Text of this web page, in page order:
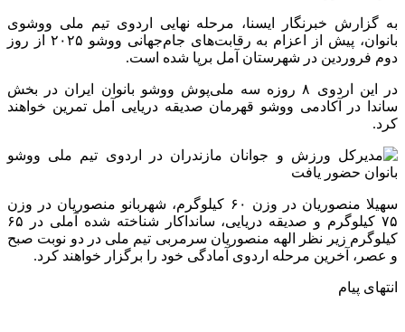
به گزارش خبرنگار ایسنا، مرحله نهایی اردوی تیم ملی ووشوی
بانوان، پیش از اعزام به رقابت‌های جام‌جهانی ووشو ۲۰۲۵ از روز
دوم فروردین در شهرستان آمل برپا شده است.
در این اردوی ۸ روزه سه ملی‌پوش ووشو بانوان ایران در بخش
ساندا در آکادمی ووشو قهرمان صدیقه دریایی آمل تمرین خواهند
کرد.
سهیلا منصوریان در وزن ۶۰ کیلوگرم، شهربانو منصوریان در وزن
۷۵ کیلوگرم و صدیقه دریایی، سانداکار شناخته شده آملی در ۶۵
کیلوگرم زیر نظر الهه منصوریان سرمربی تیم ملی در دو نوبت صبح
و عصر، آخرین مرحله اردوی آمادگی خود را برگزار خواهند کرد.
انتهای پیام